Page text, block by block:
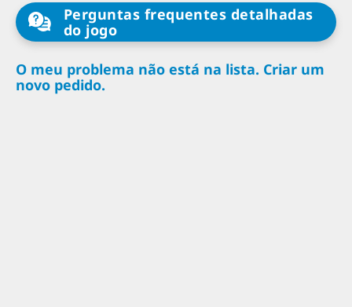
Perguntas frequentes detalhadas
do jogo
O meu problema não está na lista. Criar um
novo pedido.